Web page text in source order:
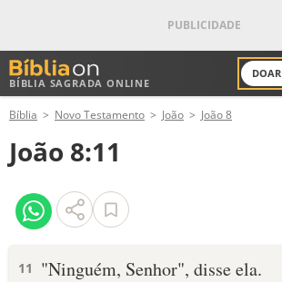
BÍBLIA SAGRADA ONLINE
DOAR
ANTIGO TESTAMENTO
NOVO TESTAMENTO
VERSÍCULOS
Bíblia Novo Testamento João João 8
João 8:11
11
"Ninguém, Senhor", disse ela.